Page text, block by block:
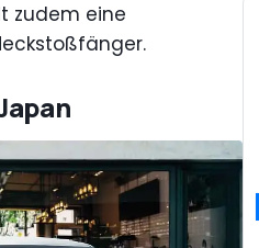
zudem eine